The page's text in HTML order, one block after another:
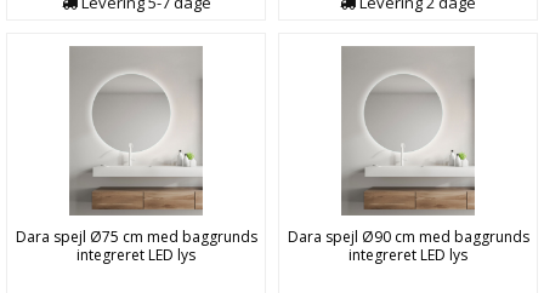
Dara spejl Ø75 cm med baggrunds
integreret LED lys
Dara spejl Ø90 cm med baggrunds
integreret LED lys